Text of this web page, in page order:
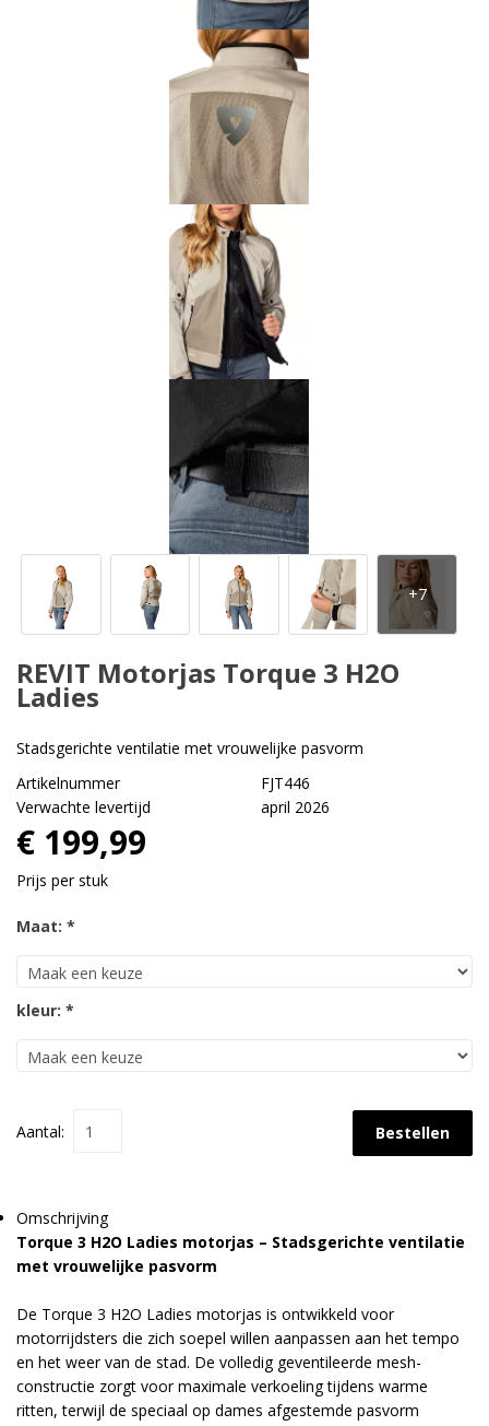
REVIT Motorjas Torque 3 H2O
Ladies
Stadsgerichte ventilatie met vrouwelijke pasvorm
Artikelnummer
FJT446
Verwachte levertijd
april 2026
€ 199,99
Prijs per stuk
Maat: *
kleur: *
Aantal: Bestellen
Omschrijving
Torque 3 H2O Ladies motorjas – Stadsgerichte ventilatie
met vrouwelijke pasvorm
De Torque 3 H2O Ladies motorjas is ontwikkeld voor
motorrijdsters die zich soepel willen aanpassen aan het tempo
en het weer van de stad. De volledig geventileerde mesh-
constructie zorgt voor maximale verkoeling tijdens warme
ritten, terwijl de speciaal op dames afgestemde pasvorm